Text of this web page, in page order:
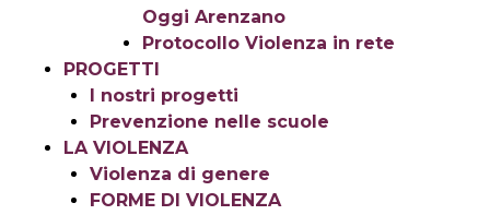
Oggi Arenzano
Protocollo Violenza in rete
PROGETTI
I nostri progetti
Prevenzione nelle scuole
LA VIOLENZA
Violenza di genere
FORME DI VIOLENZA